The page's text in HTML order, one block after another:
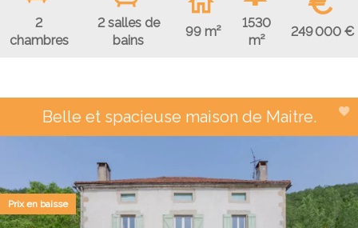
2
chambres
2 salles de
bains
99 m²
1530
m²
249 000 €
Belle et spacieuse maison de Maitre.
Prix en baisse